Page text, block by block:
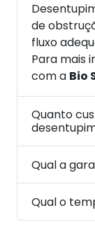
de
fluxo
Para mais
com a Bio
Quanto
Qual a
Qual o